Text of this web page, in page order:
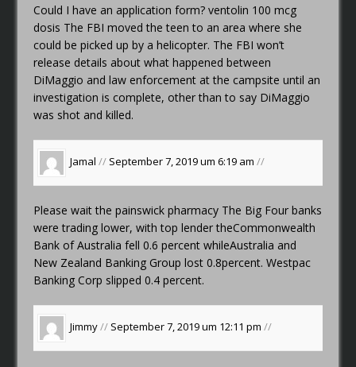
Could I have an application form?ventolin 100 mcg
dosis The FBI moved the teen to an area where she
could be picked up by a helicopter. The FBI won’t
release details about what happened between
DiMaggio and law enforcement at the campsite until an
investigation is complete, other than to say DiMaggio
was shot and killed.
Jamal // September 7, 2019 um 6:19 am//
Please waitthe painswick pharmacy The Big Four banks
were trading lower, with top lender theCommonwealth
Bank of Australia fell 0.6 percent whileAustralia and
New Zealand Banking Group lost 0.8percent. Westpac
Banking Corp slipped 0.4 percent.
Jimmy// September 7, 2019 um 12:11 pm//